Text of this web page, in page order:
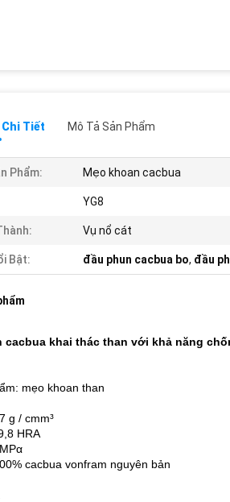
Tiết Mô Tả Sản Phẩm
Phẩm: Mẹo khoan cacbua
YG8
Vụ nổ cát
Bật: đầu phun cacbua bo, đầu
cacbua khai thác than với khả năng
mẹo khoan than
g / cmm³
HRA
cacbua vonfram nguyên bản